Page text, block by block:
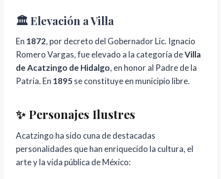
🏛️ Elevación a Villa
En 1872, por decreto del Gobernador Lic. Ignacio
Romero Vargas, fue elevado a la categoría deVilla
de Acatzingo de Hidalgo, en honor al Padre de la
Patria. En 1895se constituye en municipio libre.
✨ Personajes Ilustres
Acatzingo ha sido cuna de destacadas
personalidades que han enriquecido la cultura, el
arte y la vida pública de México: